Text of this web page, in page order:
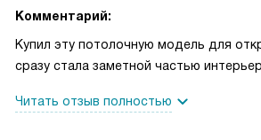
Комментарий:
Купил эту потолочную модель для
сразу стала заметной частью
сделать тёплый или более холодный
Читать отзыв полностью